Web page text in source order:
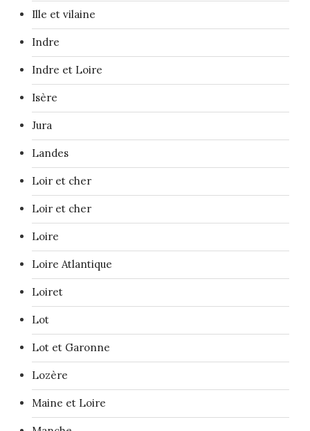
Ille et vilaine
Indre
Indre et Loire
Isère
Jura
Landes
Loir et cher
Loir et cher
Loire
Loire Atlantique
Loiret
Lot
Lot et Garonne
Lozère
Maine et Loire